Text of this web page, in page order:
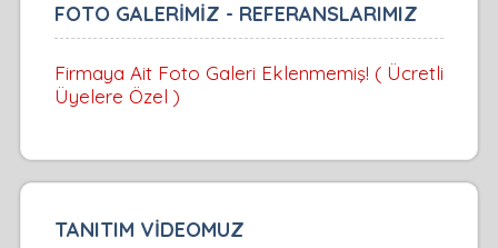
FOTO GALERİMİZ - REFERANSLARIMIZ
Firmaya Ait Foto Galeri Eklenmemiş! ( Ücretli
Üyelere Özel )
TANITIM VİDEOMUZ